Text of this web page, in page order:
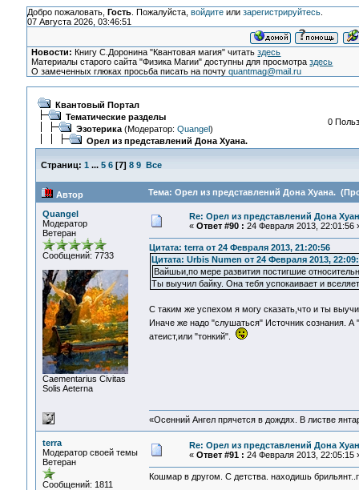
Добро пожаловать, Гость. Пожалуйста, войдитеили зарегистрируйтесь.
07 Августа 2026, 03:46:51
Новости: Книгу С.Доронина "Квантовая магия" читатьздесь
Материалы старого сайта "Физика Магии" доступны для просмотраздесь
О замеченных глюках просьба писать на почтуquantmag@mail.ru
Квантовый Портал
Тематические разделы
Эзотерика(Модератор: Quangel)
Орел из представлений Дона Хуана.
0
Страниц: 1 ... 5 6[7] 8 9 Все
Автор Тема: Орел из представлений Дона Хуана.
Quangel
Модератор
Ветеран
Сообщений: 7733
Сaementarius Civitas
Solis Aeterna
Re: Орел из представлений Дона
« Ответ #90 : 24 Февраля 2013, 22:01:56
Цитата: terra от 24 Февраля 2013, 21:20:56
Цитата: Urbis Numen от 24 Февраля 2013,
Вайшьи,по мере развития постигшие
Ты выучил байку. Она тебя успокаивает и
C таким же успехом я могу сказать,что и ты
Иначе же надо "слушаться" Источник сознания.
атеист,или "тонкий".
«Осенний Ангел прячется в дождях. В листве
terra
Модератор своей темы
Ветеран
Сообщений: 1811
Re: Орел из представлений Дона
« Ответ #91 : 24 Февраля 2013, 22:05:15
Кошмар в другом. С детства. находишь